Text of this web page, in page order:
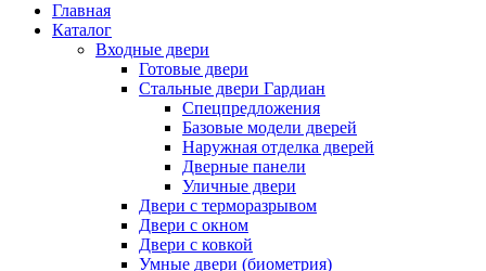
Главная
Каталог
Входные двери
Готовые двери
Стальные двери Гардиан
Спецпредложения
Базовые модели дверей
Наружная отделка дверей
Дверные панели
Уличные двери
Двери с терморазрывом
Двери с окном
Двери с ковкой
Умные двери (биометрия)